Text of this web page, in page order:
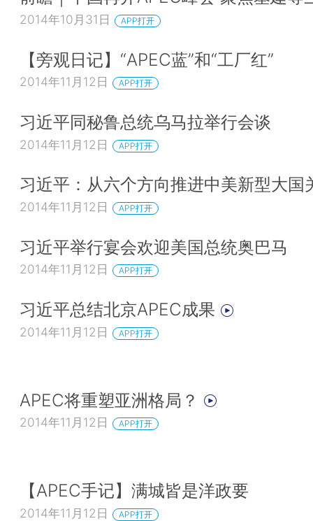
2014年10月31日 APP打开
【旁观日记】“APEC蓝”和“工厂红”
2014年11月12日 APP打开
习近平同秘鲁总统乌马拉举行会谈
2014年11月12日 APP打开
习近平：从六个方向推进中美新型大国
2014年11月12日 APP打开
习近平举行宴会欢迎美国总统奥巴马
2014年11月12日 APP打开
习近平总结北京APEC成果
2014年11月12日 APP打开
APEC将重塑亚洲格局？
2014年11月12日 APP打开
【APEC手记】满城皆是洋政要
2014年11月12日 APP打开